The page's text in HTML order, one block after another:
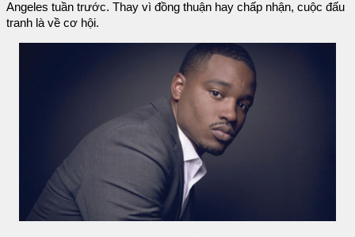
Angeles tuần trước. Thay vì đồng thuận hay chấp nhận, cuộc đấu
tranh là về cơ hội.